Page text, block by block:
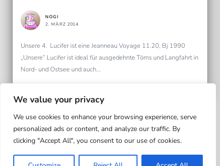
We value your privacy
We use cookies to enhance your browsing experience, serve
personalized ads or content, and analyze our traffic. By
clicking "Accept All", you consent to our use of cookies.
NOGI
2. MÄRZ 2014
Unsere 4. Lucifer ist eine Jeanneau Voyage 11.20, Bj 1990
„Unsere“ Lucifer ist ideal für ausgedehnte Törns und Langfahrt in
Nord- und Ostsee und auch...
Up